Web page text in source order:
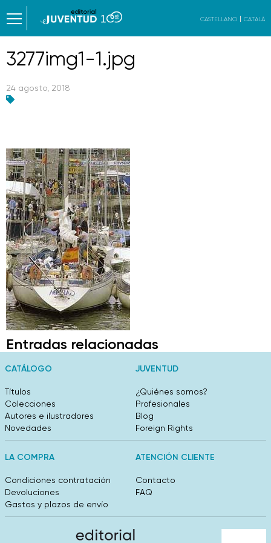
CASTELLANO CATALÀ
3277img1-1.jpg
24 agosto, 2018
Entradas relacionadas
CATÁLOGO
Títulos
Colecciones
Autores e ilustradores
Novedades
JUVENTUD
¿Quiénes somos?
Profesionales
Blog
Foreign Rights
LA COMPRA
Condiciones contratación
Devoluciones
Gastos y plazos de envío
ATENCIÓN CLIENTE
Contacto
FAQ